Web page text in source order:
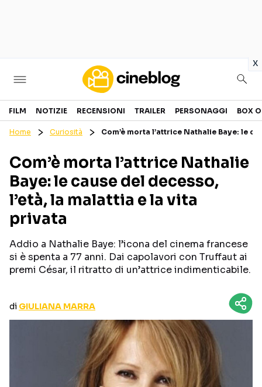
x
Cinema
GENERI
PERSONAGGI
CANALI STREAMING
Categorie
NOTIZIE
CURIOSITÀ
TRAILER
BOX OFFICE
Seguici sui social
FILM NOTIZIE RECENSIONI TRAILER PERSONAGGI BOX
Home Curiosità Com’è morta l’attrice Nathalie Baye: le
Com’è morta l’attrice Nathalie
Baye: le cause del decesso,
l’età, la malattia e la vita
privata
Addio a Nathalie Baye: l’icona del cinema francese
si è spenta a 77 anni. Dai capolavori con Truffaut ai
premi César, il ritratto di un’attrice indimenticabile.
di GIULIANA MARRA